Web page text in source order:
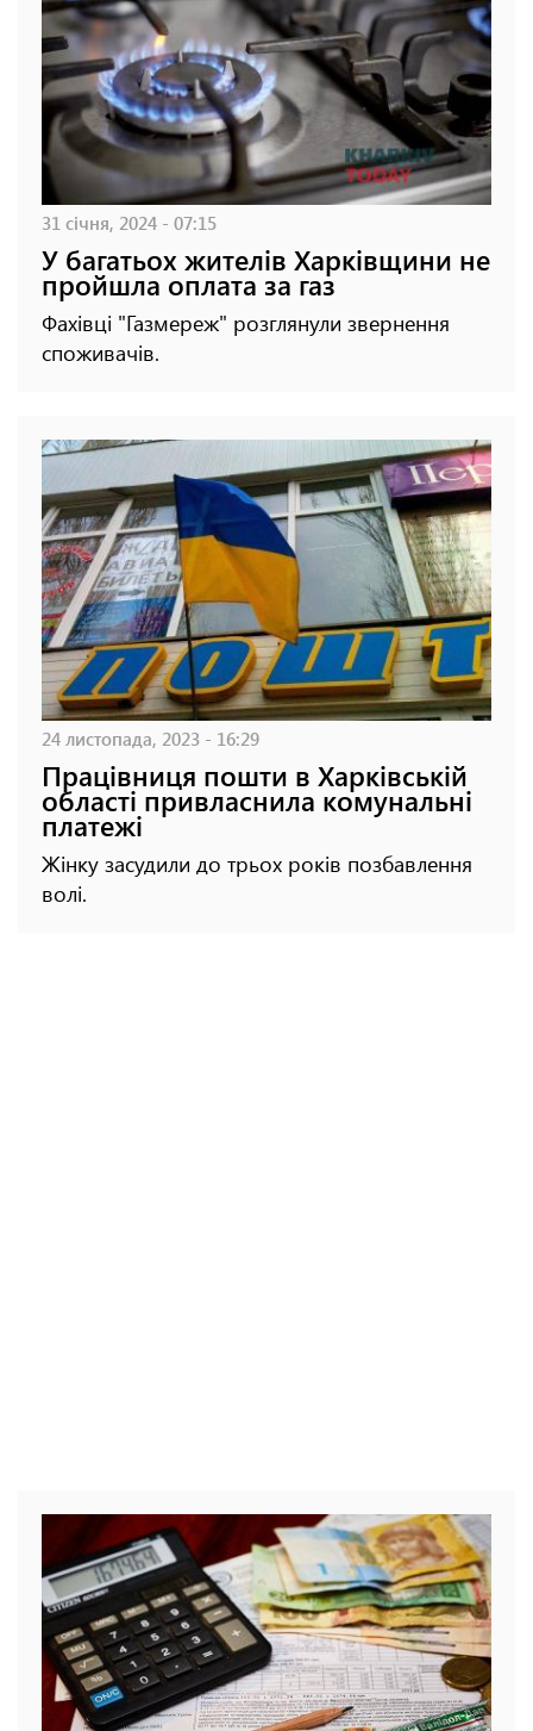
31 січня, 2024 - 07:15
У багатьох жителів Харківщини не
пройшла оплата за газ
Фахівці "Газмереж" розглянули звернення
споживачів.
24 листопада, 2023 - 16:29
Працівниця пошти в Харківській
області привласнила комунальні
платежі
Жінку засудили до трьох років позбавлення
волі.